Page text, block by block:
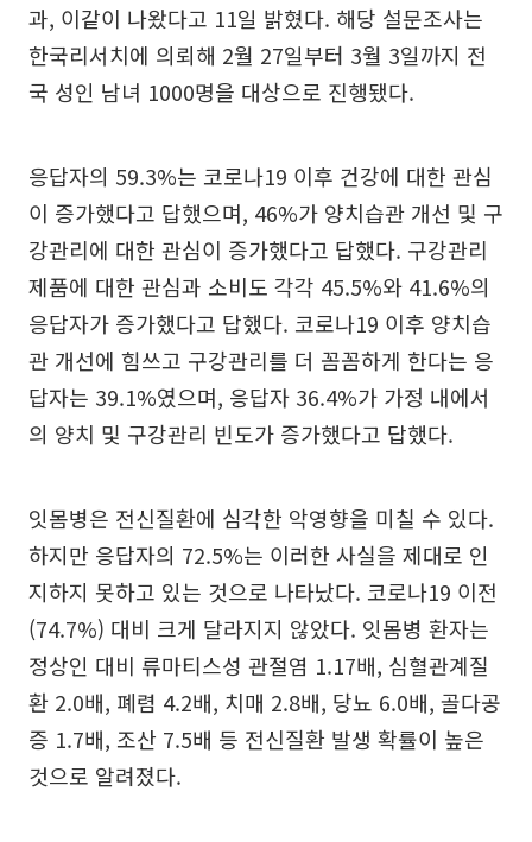
과, 이같이 나왔다고 11일 밝혔다. 해당 설문조사는
한국리서치에 의뢰해 2월 27일부터 3월 3일까지 전
국 성인 남녀 1000명을 대상으로 진행됐다.
응답자의 59.3%는 코로나19 이후 건강에 대한 관심
이 증가했다고 답했으며, 46%가 양치습관 개선 및 구
강관리에 대한 관심이 증가했다고 답했다. 구강관리
제품에 대한 관심과 소비도 각각 45.5%와 41.6%의
응답자가 증가했다고 답했다. 코로나19 이후 양치습
관 개선에 힘쓰고 구강관리를 더 꼼꼼하게 한다는 응
답자는 39.1%였으며, 응답자 36.4%가 가정 내에서
의 양치 및 구강관리 빈도가 증가했다고 답했다.
잇몸병은 전신질환에 심각한 악영향을 미칠 수 있다.
하지만 응답자의 72.5%는 이러한 사실을 제대로 인
지하지 못하고 있는 것으로 나타났다. 코로나19 이전
(74.7%) 대비 크게 달라지지 않았다. 잇몸병 환자는
정상인 대비 류마티스성 관절염 1.17배, 심혈관계질
환 2.0배, 폐렴 4.2배, 치매 2.8배, 당뇨 6.0배, 골다공
증 1.7배, 조산 7.5배 등 전신질환 발생 확률이 높은
것으로 알려졌다.